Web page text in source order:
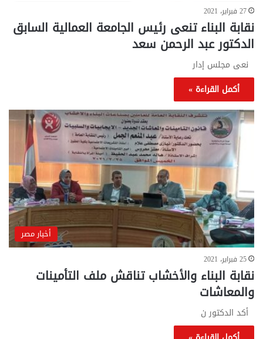
27 فبراير، 2021
نقابة البناء تنعى رئيس الجامعة العمالية السابق
الدكتور عبد الرحمن سعد
نعى مجلس إدار
أكمل القراءة »
أخبار مصر
25 فبراير، 2021
نقابة البناء والأخشاب تناقش ملف التأمينات
والمعاشات
أكد الدكتور ن